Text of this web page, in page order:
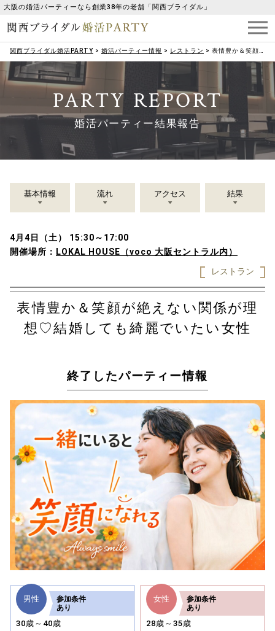
大阪の婚活パーティーなら創業38年の老舗「関西ブライダル」
関西ブライダル婚活PARTY > 婚活パーティー情報 > レストラン > 表情豊か＆笑顔が絶えない関係が理想♡結婚しても綺麗でいたい女性
PARTY REPORT
婚活パーティー結果報告
基本情報 流れ アクセス 結果
4月4日（土） 15:30～17:00
開催場所： LOKAL HOUSE（voco 大阪セントラル内）
レストラン
表情豊か＆笑顔が絶えない関係が理
想♡結婚しても綺麗でいたい女性
終了したパーティー情報
男性
30歳～40歳
参加条件
あり
女性
28歳～35歳
参加条件
あり